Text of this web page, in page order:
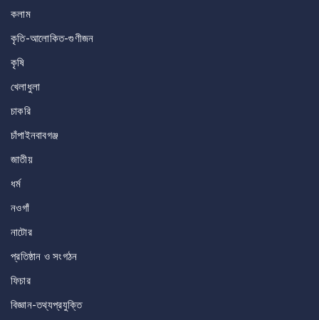
কলাম
কৃতি-আলোকিত-গুণীজন
কৃষি
খেলাধুলা
চাকরি
চাঁপাইনবাবগঞ্জ
জাতীয়
ধর্ম
নওগাঁ
নাটোর
প্রতিষ্ঠান ও সংগঠন
ফিচার
বিজ্ঞান-তথ্যপ্রযুক্তি